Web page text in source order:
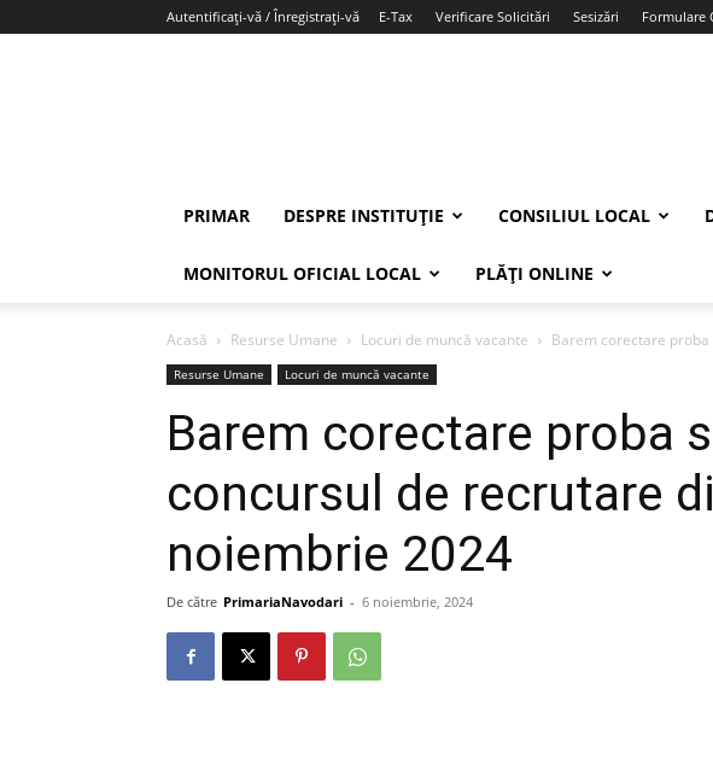
Autentificați-vă / Înregistrați-vă E-Tax Verificare Solicitări Sesizări Formulare
PRIMAR DESPRE INSTITUȚIE CONSILIUL LOCAL
MONITORUL OFICIAL LOCAL PLĂȚI ONLINE
Acasă Resurse Umane Locuri de muncă vacante Barem corectare
Resurse Umane Locuri de muncă vacante
Barem corectare proba
concursul de recrutare
noiembrie 2024
De către PrimariaNavodari - 6 noiembrie, 2024